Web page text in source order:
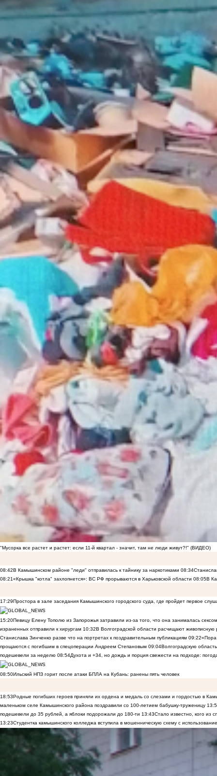
"Мусорка все растет и растет: если 11-й квартал - значит, там не люди живут?!" (ВИДЕО)
08:42В Камышинском районе "леди" отправилась к тайнику за наркотиками 08:34
08:21«Крышка "котла" захлопнется»: ВС РФ прорываются в Харьковской области 08:05В
17:29Простора в зале заседания Камышинского городского суда, где пройдет первое
15:20Певицу Елену Тополю из Запорожья затравили из-за того, что она занималась
израненных отправили к хирургам 10:32В Волгоградской области расчищают
Станислава Зинченко разве что на портретах к поздравительным публикациям 09:22«Пора
прощаются с погибшим в спецоперации Андреем Степановым 09:04Волгоградскую
подешевели за неделю 08:54Духота и +34, но дождь и порция свежести на подходе:
08:50Ильский НПЗ горит после атаки БПЛА на Кубань: ранены пять человек
18:53Родные погибших героев приняли их ордена и медаль со слезами и гордостью в
маленьком селе Камышинского района поздравили со 100-летием бабушку-труженицу
подешевели до 35 рублей, а яблоки подорожали до 180-ти 13:43Стало известно, кого из
13:23Студентка камышинского колледжа вступила в мошенническую схему с